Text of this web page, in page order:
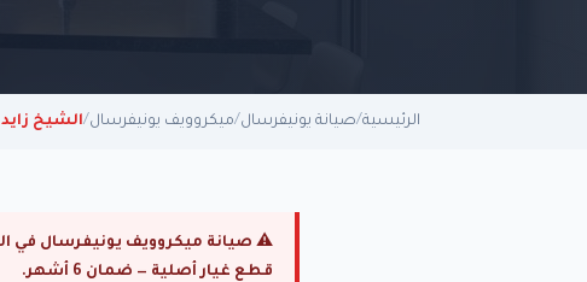
الرئيسية/صيانة يونيفرسال/ميكروويف يونيفرسال/الشيخ زايد
قطع غيار أصلية — ضمان 6 أشهر.